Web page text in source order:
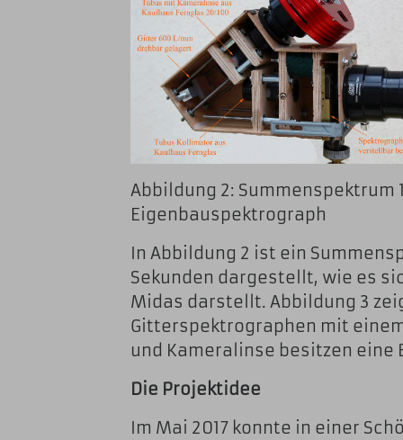
Abbildung 2:
Eigenbauspektrograph
In Abbildung 2 ist ein
Sekunden dargestellt, wie es
Midas darstellt. Abbildung 3
Gitterspektrographen mit
und Kameralinse besitzen eine
Die Projektidee
Im Mai 2017 konnte in einer